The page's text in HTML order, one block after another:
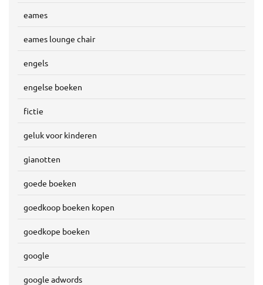
eames
eames lounge chair
engels
engelse boeken
fictie
geluk voor kinderen
gianotten
goede boeken
goedkoop boeken kopen
goedkope boeken
google
google adwords